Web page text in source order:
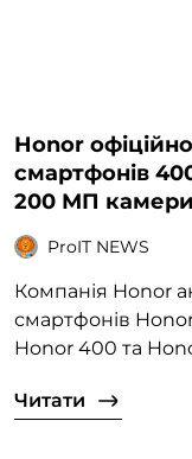
Honor
смартфонів
200 МП камери
ProIT NEWS
Компанія Honor
смартфонів
Honor 400 та
Читати